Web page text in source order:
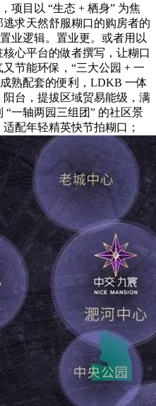
项目以 “生态 + 栖身” 为焦
求天然舒服糊口的购房者的
业逻辑。置业更。或者用以
心平台的做者撰写，让糊口
节能环保，“三大公园 + 一
熟配套的便利，LDKB 一体
台，提拔区域贸易能级，满
“一轴两园三组团” 的社区景
配年轻精英快节拍糊口；